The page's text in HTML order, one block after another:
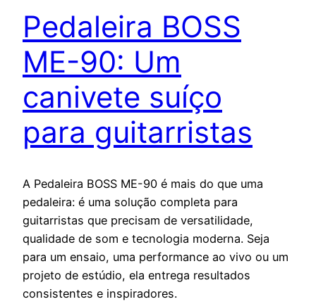
Pedaleira BOSS
ME-90: Um
canivete suíço
para guitarristas
A Pedaleira BOSS ME-90 é mais do que uma
pedaleira: é uma solução completa para
guitarristas que precisam de versatilidade,
qualidade de som e tecnologia moderna. Seja
para um ensaio, uma performance ao vivo ou um
projeto de estúdio, ela entrega resultados
consistentes e inspiradores.